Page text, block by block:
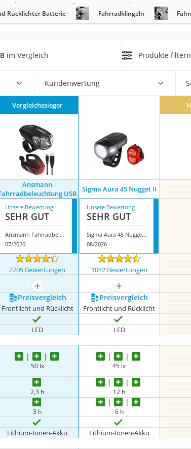
Rücklichter Batterie Fahrradklingeln
im Vergleich Produkte filtern
Kundenwertung
Vergleichssieger
Ansmann
USB
Sigma Aura 45 Nugget II
Unsere Bewertung
SEHR GUT
Ansmann Fahrradbeleuchtung USB
07/2026
Unsere Bewertung
SEHR GUT
Sigma Aura 45 Nugget II
08/2026
2705 Bewertungen 1042 Bewertungen
mehr anzeigen mehr anzeigen
Preis­vergleich Preis­vergleich
Frontlicht und Rücklicht Frontlicht und Rücklicht
LED LED
50 lx 45 lx
2,3 h 12 h
3 h 6 h
Lithium-Ionen-Akku Lithium-Ionen-Akku